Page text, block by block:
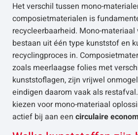
Het verschil tussen mono-
composietmaterialen is
recycleerbaarheid. Mono-materiaal
bestaan uit één type kunststof en
recyclingproces in.
zoals meerlaagse folies met
kunststoflagen, zijn vrijwel
eindigen daarom vaak als
kiezen voor mono-materiaal
actief bij aan een circulaire